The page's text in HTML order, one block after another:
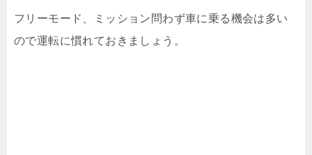
フリーモード、ミッション問わず車に乗る機会は多い
ので運転に慣れておきましょう。